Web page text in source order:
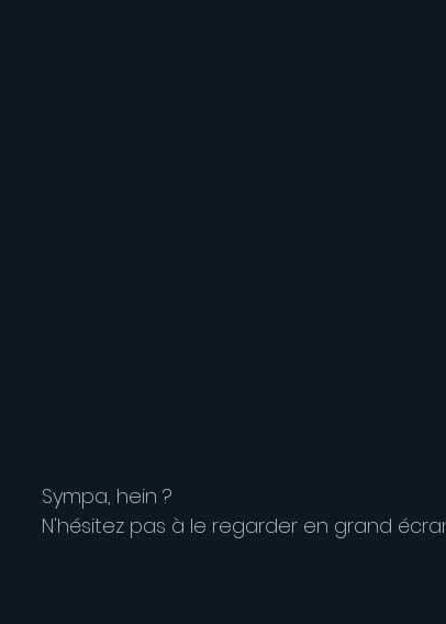
Sympa, hein ?
N'hésitez pas à le regarder en grand